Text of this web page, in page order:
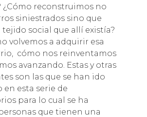
¿Cómo reconstruimos no
siniestrados sino que
social que allí existía?
volvemos a adquirir esa
cómo nos reinventamos
avanzando. Estas y otras
son las que se han ido
en esta serie de
para lo cual se ha
que tienen una